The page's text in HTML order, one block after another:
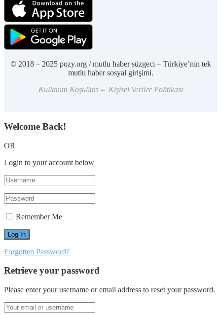
© 2018 – 2025 pozy.org / mutlu haber süzgeci – Türkiye’nin tek
mutlu haber sosyal girişimi.
Kullanım Koşulları – Kişisel Veriler Politikası
Welcome Back!
OR
Login to your account below
Remember Me
Forgotten Password?
Retrieve your password
Please enter your username or email address to reset your password.